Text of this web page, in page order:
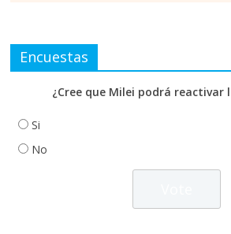
Encuestas
¿Cree que Milei podrá reactivar
Si
No